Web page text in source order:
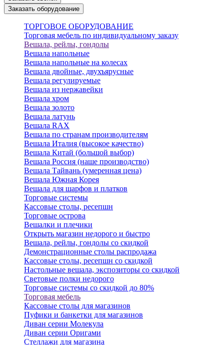
Заказать оборудование
ТОРГОВОЕ ОБОРУДОВАНИЕ
Торговая мебель по индивидуальному заказу
Вешала, рейлы, гондолы
Вешала напольные
Вешала напольные на колесах
Вешала двойные, двухъярусные
Вешала регулируемые
Вешала из нержавейки
Вешала хром
Вешала золото
Вешала латунь
Вешала RAX
Вешала по странам производителям
Вешала Италия (высокое качество)
Вешала Китай (большой выбор)
Вешала Россия (наше производство)
Вешала Тайвань (умеренная цена)
Вешала Южная Корея
Вешала для шарфов и платков
Торговые системы
Кассовые столы, ресепшн
Торговые острова
Вешалки и плечики
Открыть магазин недорого и быстро
Вешала, рейлы, гондолы со скидкой
Демонстрационные столы распродажа
Кассовые столы, ресепшн со скидкой
Настольные вешала, экспозиторы со скидкой
Световые полки недорого
Торговые системы со скидкой до 80%
Торговая мебель
Кассовые столы для магазинов
Пуфики и банкетки для магазинов
Диван серии Молекула
Диван серии Оригами
Стеллажи для магазина